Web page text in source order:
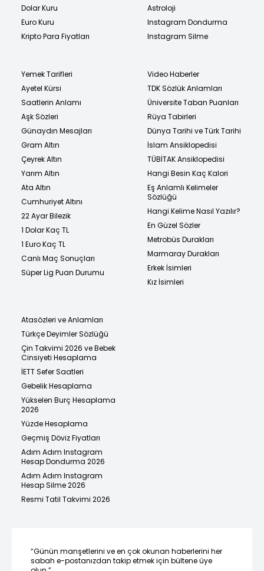
Dolar Kuru
Euro Kuru
Kripto Para Fiyatları
Astroloji
Instagram Dondurma
Instagram Silme
Yemek Tarifleri
Ayetel Kürsi
Saatlerin Anlamı
Aşk Sözleri
Günaydın Mesajları
Gram Altın
Çeyrek Altın
Yarım Altın
Ata Altın
Cumhuriyet Altını
22 Ayar Bilezik
1 Dolar Kaç TL
1 Euro Kaç TL
Canlı Maç Sonuçları
Süper Lig Puan Durumu
Video Haberler
TDK Sözlük Anlamları
Üniversite Taban Puanları
Rüya Tabirleri
Dünya Tarihi ve Türk Tarihi
İslam Ansiklopedisi
TÜBİTAK Ansiklopedisi
Hangi Besin Kaç Kalori
Eş Anlamlı Kelimeler
Sözlüğü
Hangi Kelime Nasıl Yazılır?
En Güzel Sözler
Metrobüs Durakları
Marmaray Durakları
Erkek İsimleri
Kız İsimleri
Atasözleri ve Anlamları
Türkçe Deyimler Sözlüğü
Çin Takvimi 2026 ve Bebek
Cinsiyeti Hesaplama
İETT Sefer Saatleri
Gebelik Hesaplama
Yükselen Burç Hesaplama
2026
Yüzde Hesaplama
Geçmiş Döviz Fiyatları
Adım Adım Instagram
Hesap Dondurma 2026
Adım Adım Instagram
Hesap Silme 2026
Resmi Tatil Takvimi 2026
“Günün manşetlerini ve en çok okunan haberlerini her
sabah e-postanızdan takip etmek için bültene üye